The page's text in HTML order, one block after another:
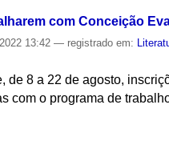
com Conceição
13:42— registrado em:
8 a 22 de agosto,
com o programa de